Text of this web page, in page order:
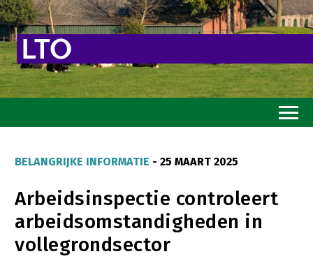
Goed eten
Mooi groen
Sterk ondernemerschap
BELANGRIJKE INFORMATIE - 25 MAART 2025
Arbeidsinspectie controleert
arbeidsomstandigheden in
vollegrondsector